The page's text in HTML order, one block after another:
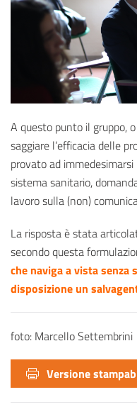
A questo punto il gruppo,
saggiare l’efficacia delle
provato ad
sistema sanitario,
lavoro sulla (non)
La risposta è stata
secondo questa
che naviga a vista senza
disposizione un
foto: Marcello Settembrini
Versione